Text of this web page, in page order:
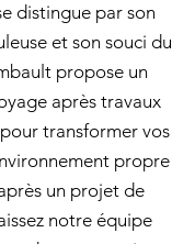
distingue par son
et son souci du
propose un
après travaux
transformer vos
propre
un projet de
notre équipe